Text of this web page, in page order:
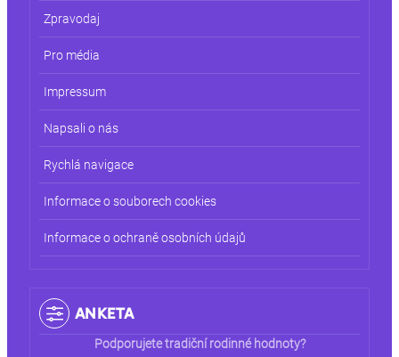
Zpravodaj
Pro média
Impressum
Napsali o nás
Rychlá navigace
Informace o souborech cookies
Informace o ochraně osobních údajů
ANKETA
Podporujete tradiční rodinné hodnoty?